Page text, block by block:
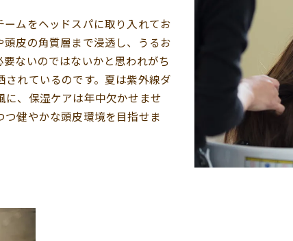
ムをヘッドスパに取り入れてお
皮の角質層まで浸透し、うるお
ないのではないかと思われがち
れているのです。夏は紫外線ダ
に、保湿ケアは年中欠かせませ
健やかな頭皮環境を目指せま